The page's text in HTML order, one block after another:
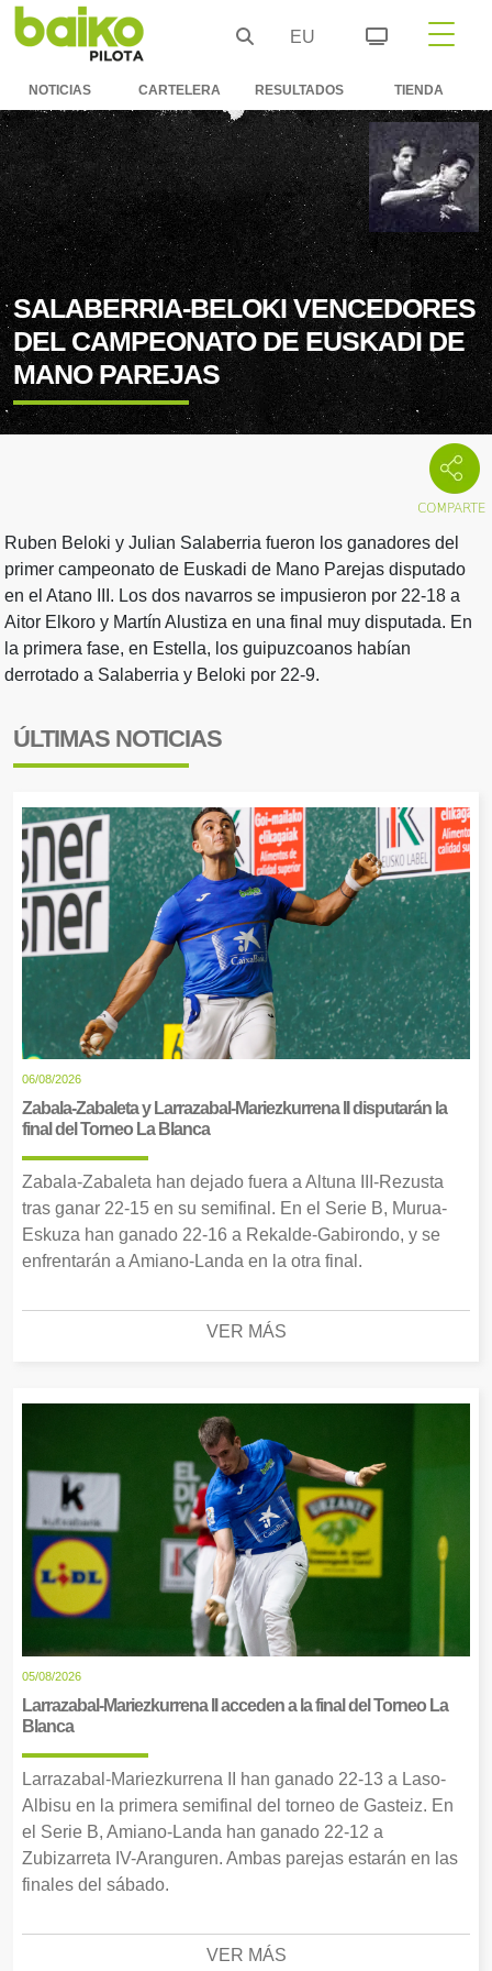
EU
NOTICIAS CARTELERA RESULTADOS TIENDA
SALABERRIA-BELOKI VENCEDORES
DEL CAMPEONATO DE EUSKADI DE
MANO PAREJAS
Ruben Beloki y Julian Salaberria fueron los ganadores del
primer campeonato de Euskadi de Mano Parejas disputado
en el Atano III. Los dos navarros se impusieron por 22-18 a
Aitor Elkoro y Martín Alustiza en una final muy disputada. En
la primera fase, en Estella, los guipuzcoanos habían
derrotado a Salaberria y Beloki por 22-9.
ÚLTIMAS NOTICIAS
06/08/2026
Zabala-Zabaleta y Larrazabal-Mariezkurrena II disputarán la
final del Torneo La Blanca
Zabala-Zabaleta han dejado fuera a Altuna III-Rezusta
tras ganar 22-15 en su semifinal. En el Serie B, Murua-
Eskuza han ganado 22-16 a Rekalde-Gabirondo, y se
enfrentarán a Amiano-Landa en la otra final.
VER MÁS
05/08/2026
Larrazabal-Mariezkurrena II acceden a la final del Torneo La
Blanca
Larrazabal-Mariezkurrena II han ganado 22-13 a Laso-
Albisu en la primera semifinal del torneo de Gasteiz. En
el Serie B, Amiano-Landa han ganado 22-12 a
Zubizarreta IV-Aranguren. Ambas parejas estarán en las
finales del sábado.
VER MÁS